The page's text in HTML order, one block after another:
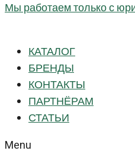
Мы работаем только с
КАТАЛОГ
БРЕНДЫ
КОНТАКТЫ
ПАРТНЁРАМ
СТАТЬИ
Menu